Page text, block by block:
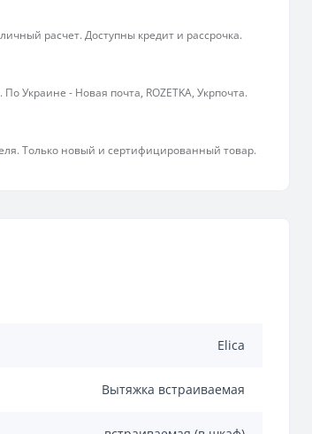
расчет. Доступны кредит и рассрочка.
Украине - Новая почта, ROZETKA, Укрпочта.
Только новый и сертифицированный товар.
Elica
Вытяжка встраиваемая